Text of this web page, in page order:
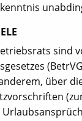
sind
über